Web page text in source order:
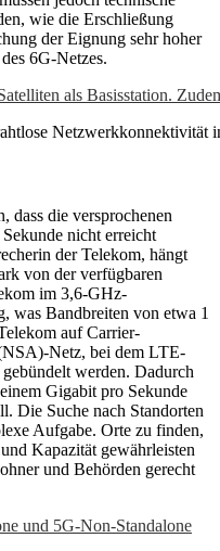
wie die Erschließung
der Eignung sehr hoher
6G-Netzes.
Netzwerkkonnektivität
dass die versprochenen
nicht erreicht
der Telekom, hängt
von der verfügbaren
im 3,6-GHz-
was Bandbreiten von etwa 1
auf Carrier-
Netz, bei dem LTE-
werden. Dadurch
Gigabit pro Sekunde
Die Suche nach Standorten
Aufgabe. Orte zu finden,
Kapazität gewährleisten
und Behörden gerecht